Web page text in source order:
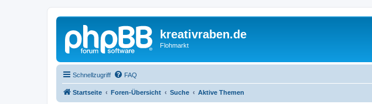
kreativraben.de
Flohmarkt
Schnellzugriff FAQ
Startseite Foren-Übersicht Suche Aktive Themen